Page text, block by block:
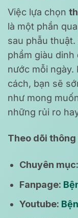
Việc lựa chọn
là một phần
sau phẫu
phẩm giàu
nước mỗi ngày.
cách, bạn sẽ
như mong
những rủi ro
Theo dõi
Chuyên mục:
Fanpage:
Youtube: